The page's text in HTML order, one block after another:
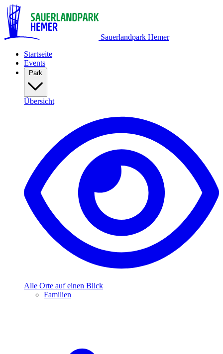
Sauerlandpark Hemer
Startseite
Events
Park
Übersicht
Alle Orte auf einen Blick
Familien